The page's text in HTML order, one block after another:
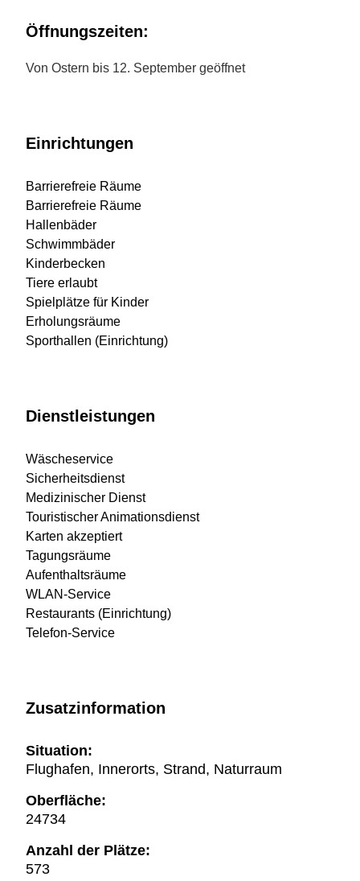
Öffnungszeiten:
Von Ostern bis 12. September geöffnet
Einrichtungen
Barrierefreie Räume
Barrierefreie Räume
Hallenbäder
Schwimmbäder
Kinderbecken
Tiere erlaubt
Spielplätze für Kinder
Erholungsräume
Sporthallen (Einrichtung)
Dienstleistungen
Wäscheservice
Sicherheitsdienst
Medizinischer Dienst
Touristischer Animationsdienst
Karten akzeptiert
Tagungsräume
Aufenthaltsräume
WLAN-Service
Restaurants (Einrichtung)
Telefon-Service
Zusatzinformation
Situation:
Flughafen, Innerorts, Strand, Naturraum
Oberfläche:
24734
Anzahl der Plätze:
573